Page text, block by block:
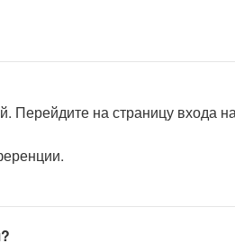
Перейдите на страницу входа